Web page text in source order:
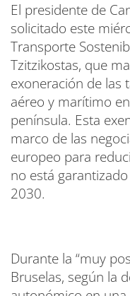
El presidente de
solicitado este
Transporte
Tzitzikostas, que
exoneración de las
aéreo y marítimo
península. Esta
marco de las
europeo para
no está
2030.
Durante la “muy
Bruselas, según la